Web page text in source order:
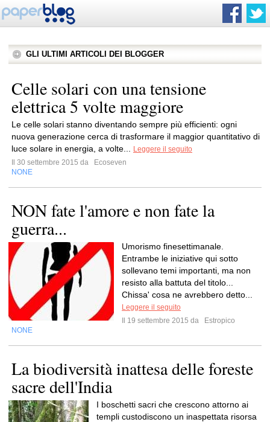
GLI ULTIMI ARTICOLI DEI BLOGGER
Celle solari con una tensione
elettrica 5 volte maggiore
Le celle solari stanno diventando sempre più efficienti: ogni
nuova generazione cerca di trasformare il maggior quantitativo di
luce solare in energia, a volte...
Leggere il seguito
Il 30 settembre 2015 da
Ecoseven
NONE
NON fate l'amore e non fate la
guerra...
Umorismo finesettimanale.
Entrambe le iniziative qui sotto
sollevano temi importanti, ma non
resisto alla battuta del titolo...
Chissa' cosa ne avrebbero detto...
Leggere il seguito
Il 19 settembre 2015 da
Estropico
NONE
La biodiversità inattesa delle foreste
sacre dell'India
I boschetti sacri che crescono attorno ai
templi custodiscono un inaspettata risorsa